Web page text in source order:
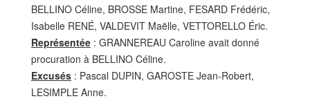
BELLINO Céline, BROSSE Martine, FESARD Frédéric,
Isabelle RENÉ, VALDEVIT Maëlle, VETTORELLO Éric.
Représentée : GRANNEREAU Caroline avait donné
procuration à BELLINO Céline.
Excusés : Pascal DUPIN, GAROSTE Jean-Robert,
LESIMPLE Anne.